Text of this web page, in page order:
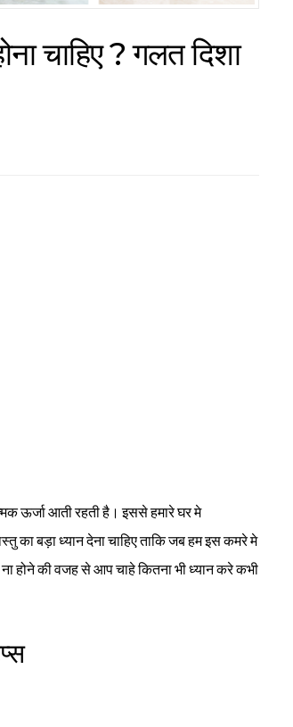
चाहिए ? गलत दिशा
ऊर्जा आती रहती है। इससे हमारे घर मे
का बड़ा ध्यान देना चाहिए ताकि जब हम इस कमरे मे
होने की वजह से आप चाहे कितना भी ध्यान करे कभी